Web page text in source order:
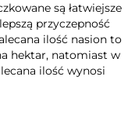
są łatwiejsze
przyczepność
ilość nasion to
hektar, natomiast w
ilość wynosi